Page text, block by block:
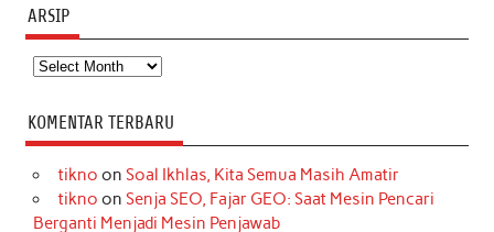
ARSIP
Arsip
KOMENTAR TERBARU
tikno on Soal Ikhlas, Kita Semua Masih Amatir
tikno on Senja SEO, Fajar GEO: Saat Mesin Pencari
Berganti Menjadi Mesin Penjawab